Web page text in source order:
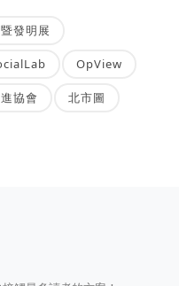
發明展
OpView
協會 北市圖